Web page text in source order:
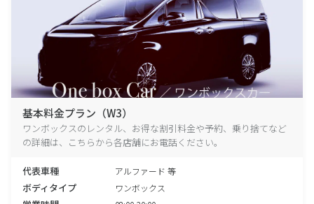
基本料金プラン（W3）
ワンボックスのレンタル、お得な割引料金や予約、乗り捨てなど
の詳細は、こちらから各店舗にお電話ください。
代表車種 アルファード 等
ボディタイプ ワンボックス